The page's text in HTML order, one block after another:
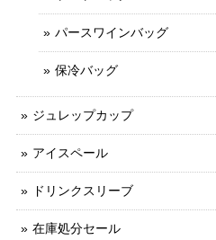
パースワインバッグ
保冷バッグ
ジュレップカップ
アイスペール
ドリンクスリーブ
在庫処分セール